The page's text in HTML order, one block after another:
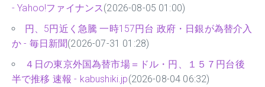
- Yahoo!ファイナンス(2026-08-05 01:00)
円、5円近く急騰 一時157円台 政府・日銀が為替介入
か - 毎日新聞(2026-07-31 01:28)
４日の東京外国為替市場＝ドル・円、１５７円台後
半で推移 速報 - kabushiki.jp(2026-08-04 06:32)